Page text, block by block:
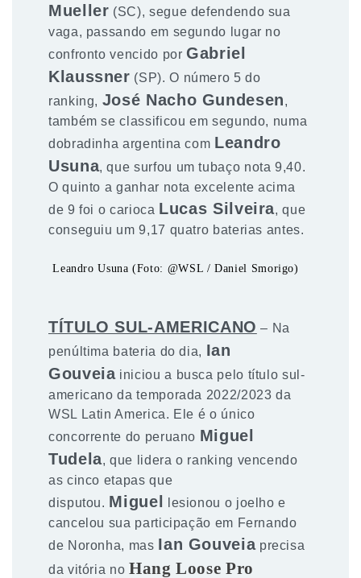
Mueller (SC), segue defendendo sua
vaga, passando em segundo lugar no
confronto vencido porGabriel
Klaussner (SP). O número 5 do
ranking, José Nacho Gundesen,
também se classificou em segundo, numa
dobradinha argentina com Leandro
Usuna, que surfou um tubaço nota 9,40.
O quinto a ganhar nota excelente acima
de 9 foi o carioca Lucas Silveira, que
conseguiu um 9,17 quatro baterias antes.
Leandro Usuna (Foto: @WSL / Daniel Smorigo)
TÍTULO SUL-AMERICANO – Na
penúltima bateria do dia, Ian
Gouveiainiciou a busca pelo título sul-
americano da temporada 2022/2023 da
WSL Latin America. Ele é o único
concorrente do peruano Miguel
Tudela, que lidera o ranking vencendo
as cinco etapas que
disputou. Miguel lesionou o joelho e
cancelou sua participação em Fernando
de Noronha, mas Ian Gouveiaprecisa
da vitória no Hang Loose Pro